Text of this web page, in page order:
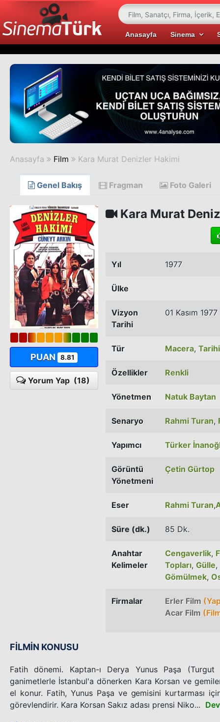
Anasayfa Sinema
Anasayfa Film Kara Murat Denizler Hakimi
Genel Bakış Fragman Foto Galeri
PUAN 8.81
Yorum Yap (18)
Kara Murat
Yıl 1977
Ülke
Vizyon
Tarihi
01 Kasım 1977
Tür Macera, Tarihi
Özellikler Renkli
Yönetmen Natuk Baytan
Senaryo Rahmi Turan,
Yapımcı Türker
Görüntü
Yönetmeni
Çetin Gürtop
Eser Rahmi Turan,
Süre (dk.) 85 Dk.
Anahtar
Kelimeler
Cengaverlik,
Topları, Gülle,
Gömülmek,
Firmalar Erler Film
Acar Film
FİLMİN KONUSU
Fatih dönemi. Kaptan-ı Derya Yunus Paşa
ganimetlerle İstanbul'a dönerken Kara Korsan ve
el konur. Fatih, Yunus Paşa ve gemisini kurtarması
görevlendirir. Kara Korsan Sakız adası prensi Niko...